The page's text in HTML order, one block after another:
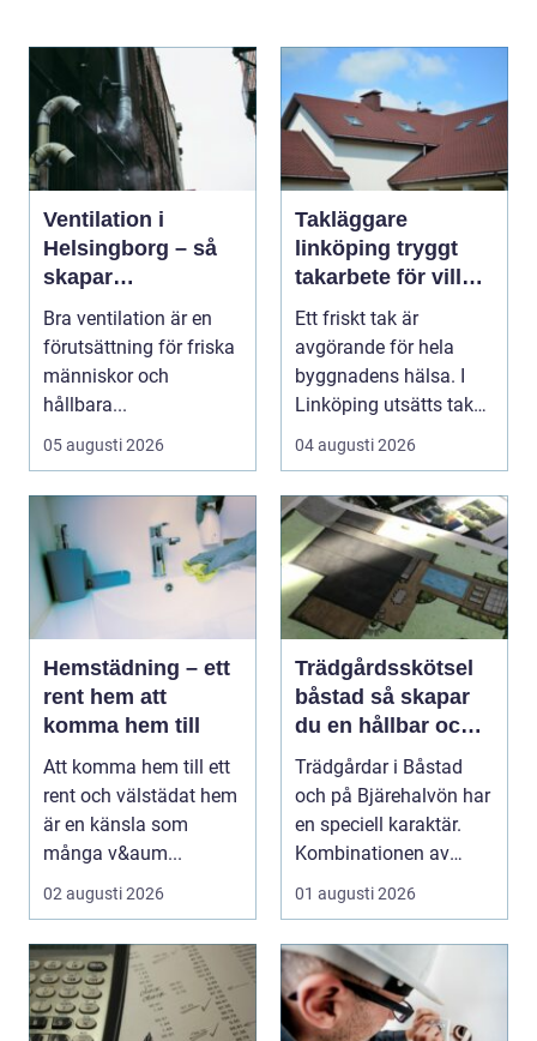
Ventilation i
Helsingborg – så
skapar
fastighetsägare
friskare och mer
energieffektiva
byggnader
Bra ventilation är en
förutsättning för friska
människor och
hållbara...
05 augusti 2026
Takläggare
linköping tryggt
takarbete för villa,
brf och företag
Ett friskt tak är
avgörande för hela
byggnadens hälsa. I
Linköping utsätts taken
för stora temperatu...
04 augusti 2026
Hemstädning – ett
rent hem att
komma hem till
Att komma hem till ett
rent och välstädat hem
är en känsla som
många v&aum...
02 augusti 2026
Trädgårdsskötsel
båstad så skapar
du en hållbar och
vacker trädgård på
bjäre
Trädgårdar i Båstad
och på Bjärehalvön har
en speciell karaktär.
Kombinationen av
närheten till have...
01 augusti 2026